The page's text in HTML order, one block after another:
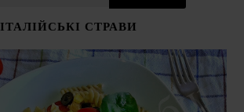
ІТАЛІЙСЬКІ СТРАВИ